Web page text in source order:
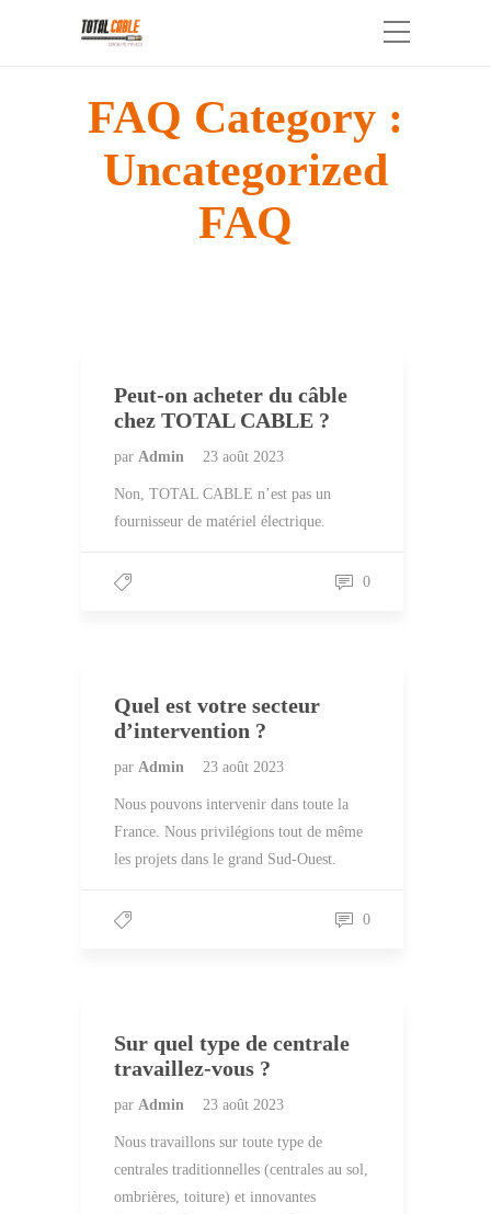
FAQ Category :
Uncategorized
FAQ
Peut-on acheter du câble
chez TOTAL CABLE ?
par Admin 23 août 2023
Non, TOTAL CABLE n’est pas un
fournisseur de matériel électrique.
0
Quel est votre secteur
d’intervention ?
par Admin 23 août 2023
Nous pouvons intervenir dans toute la
France. Nous privilégions tout de même
les projets dans le grand Sud-Ouest.
0
Sur quel type de centrale
travaillez-vous ?
par Admin 23 août 2023
Nous travaillons sur toute type de
centrales traditionnelles (centrales au sol,
ombrières, toiture) et innovantes